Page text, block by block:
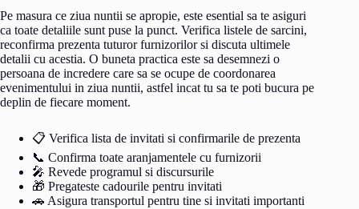
Pe masura ce ziua nuntii se apropie, este esential sa te asiguri
ca toate detaliile sunt puse la punct. Verifica listele de sarcini,
reconfirma prezenta tuturor furnizorilor si discuta ultimele
detalii cu acestia. O buneta practica este sa desemnezi o
persoana de incredere care sa se ocupe de coordonarea
evenimentului in ziua nuntii, astfel incat tu sa te poti bucura pe
deplin de fiecare moment.
📋 Verifica lista de invitati si confirmarile de prezenta
📞 Confirma toate aranjamentele cu furnizorii
🎤 Revede programul si discursurile
🎁 Pregateste cadourile pentru invitati
🚗 Asigura transportul pentru tine si invitati importanti